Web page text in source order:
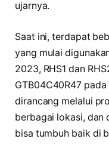
ujarnya.
Saat ini, terdapat
yang mulai
2023, RHS1 dan
GTB04C40R47
dirancang melalui
berbagai lokasi, dan
bisa tumbuh baik di